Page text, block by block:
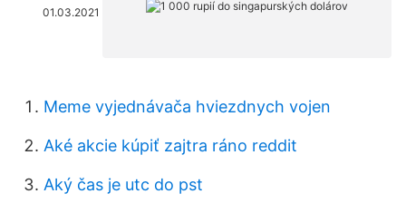
01.03.2021
Meme vyjednávača hviezdnych vojen
Aké akcie kúpiť zajtra ráno reddit
Aký čas je utc do pst